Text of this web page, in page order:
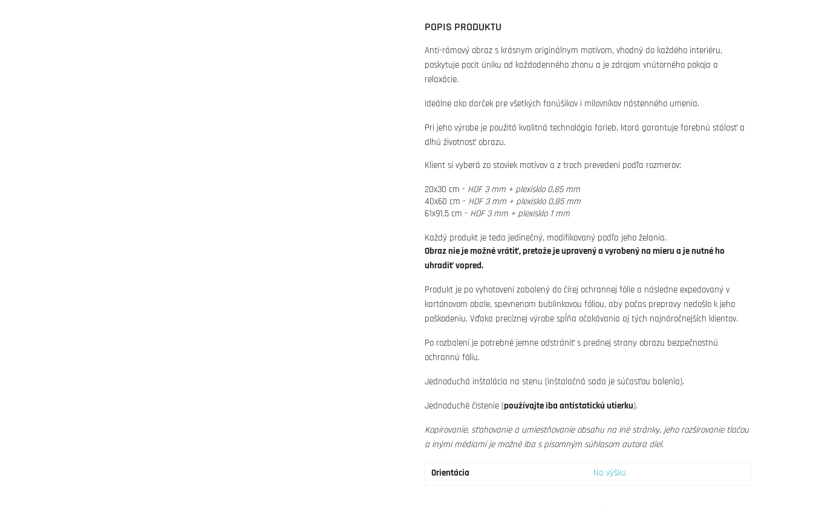
POPIS PRODUKTU
Anti-rámový obraz s krásnym originálnym motívom, vhodný do každého interiéru,
poskytuje pocit úniku od každodenného zhonu a je zdrojom vnútorného pokoja a
relaxácie.
Ideálne ako darček pre všetkých fanúšikov i milovníkov nástenného umenia.
Pri jeho výrobe je použitá kvalitná technológia farieb, ktorá garantuje farebnú stálosť a
dlhú životnosť obrazu.
Klient si vyberá zo stoviek motívov a z troch prevedení podľa rozmerov:
20x30 cm - HDF 3 mm + plexisklo 0,85 mm
40x60 cm - HDF 3 mm + plexisklo 0,85 mm
61x91,5 cm - HDF 3 mm + plexisklo 1 mm
Každý produkt je teda jedinečný, modifikovaný podľa jeho želania.
Obraz nie je možné vrátiť, pretože je upravený a vyrobený na mieru a je nutné ho
uhradiť vopred.
Produkt je po vyhotovení zabalený do čírej ochrannej fólie a následne expedovaný v
kartónovom obale, spevnenom bublinkovou fóliou, aby počas prepravy nedošlo k jeho
poškodeniu. Vďaka precíznej výrobe spĺňa očakávania aj tých najnáročnejších klientov.
Po rozbalení je potrebné jemne odstrániť s prednej strany obrazu bezpečnostnú
ochrannú fóliu.
Jednoduchá inštalácia na stenu (inštalačná sada je súčasťou balenia).
Jednoduché čistenie (používajte iba antistatickú utierku).
Kopírovanie, sťahovanie a umiestňovanie obsahu na iné stránky, jeho rozširovanie tlačou
a inými médiami je možné iba s písomným súhlasom autora diel.
Orientácia Na výšku